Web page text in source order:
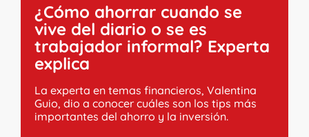
¿Cómo ahorrar cuando se
vive del diario o se es
trabajador informal? Experta
explica
La experta en temas financieros, Valentina
Guio, dio a conocer cuáles son los tips más
importantes del ahorro y la inversión.